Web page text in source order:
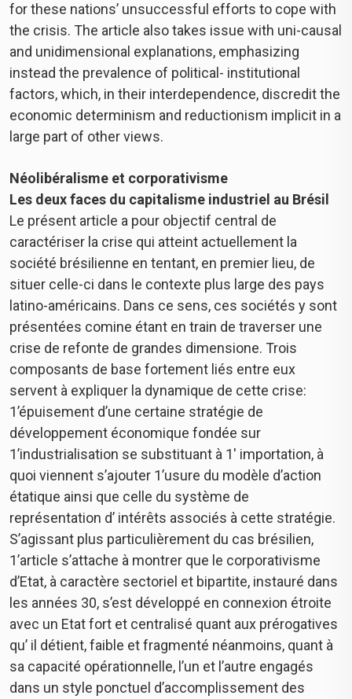
for these nations’ unsuccessful efforts to cope with
the crisis. The article also takes issue with uni-causal
and unidimensional explanations, emphasizing
instead the prevalence of political- institutional
factors, which, in their interdependence, discredit the
economic determinism and reductionism implicit in a
large part of other views.
Néolibéralisme et corporativisme
Les deux faces du capitalisme industriel au Brésil
Le présent article a pour objectif central de
caractériser la crise qui atteint actuellement la
société brésilienne en tentant, en premier lieu, de
situer celle-ci dans le contexte plus large des pays
latino-américains. Dans ce sens, ces sociétés y sont
présentées comine étant en train de traverser une
crise de refonte de grandes dimensione. Trois
composants de base fortement liés entre eux
servent à expliquer la dynamique de cette crise:
1’épuisement d’une certaine stratégie de
développement économique fondée sur
1’industrialisation se substituant à 1′ importation, à
quoi viennent s’ajouter 1’usure du modèle d’action
étatique ainsi que celle du système de
représentation d’ intérêts associés à cette stratégie.
S’agissant plus particulièrement du cas brésilien,
1’article s’attache à montrer que le corporativisme
d’Etat, à caractère sectoriel et bipartite, instauré dans
les années 30, s’est développé en connexion étroite
avec un Etat fort et centralisé quant aux prérogatives
qu’ il détient, faible et fragmenté néanmoins, quant à
sa capacité opérationnelle, l’un et l’autre engagés
dans un style ponctuel d’accomplissement des